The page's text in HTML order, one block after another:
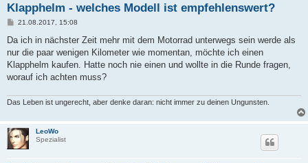
Klapphelm - welches Modell ist empfehlenswert?
B
i
r
a
21.08.2017, 15:08
Da ich in nächster Zeit mehr mit dem Motorrad unterwegs sein werde als
nur die paar wenigen Kilometer wie momentan, möchte ich einen
Klapphelm kaufen. Hatte noch nie einen und wollte in die Runde fragen,
worauf ich achten muss?
Das Leben ist ungerecht, aber denke daran: nicht immer zu deinen Ungunsten.
LeoWo
Spezialist